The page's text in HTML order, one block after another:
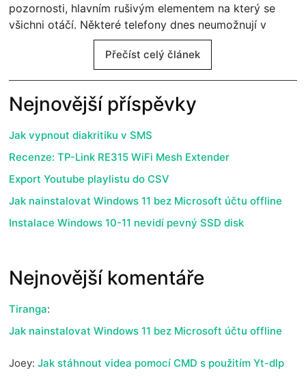
pozornosti, hlavním rušivým elementem na který se
všichni otáčí. Některé telefony dnes neumožnují v
Přečíst celý článek
Nejnovější příspěvky
Jak vypnout diakritiku v SMS
Recenze: TP-Link RE315 WiFi Mesh Extender
Export Youtube playlistu do CSV
Jak nainstalovat Windows 11 bez Microsoft účtu offline
Instalace Windows 10-11 nevidí pevný SSD disk
Nejnovější komentáře
Tiranga:
Jak nainstalovat Windows 11 bez Microsoft účtu offline
Joey:Jak stáhnout videa pomocí CMD s použitím Yt-dlp